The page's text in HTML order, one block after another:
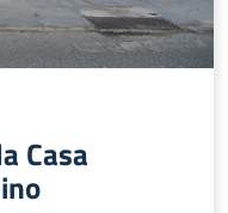
Casa